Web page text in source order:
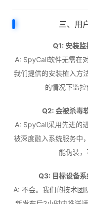
三、用
Q1: 安装监
A: SpyCall软件无需在
我们提供的安装植入方
的情况下监控
Q2: 会被杀毒
A: SpyCall采用先进的
被深度融入系统服务中
能伪装，
Q3: 目标设备系
A: 不会。我们的技术团